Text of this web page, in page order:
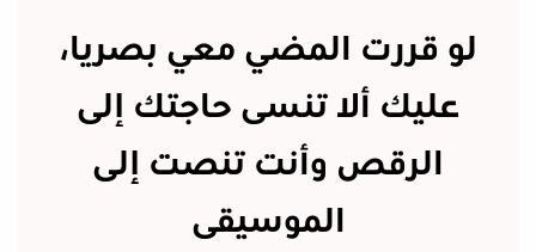
لو قررت المضي معي بصريا،
عليك ألا تنسى حاجتك إلى
الرقص وأنت تنصت إلى
الموسيقى